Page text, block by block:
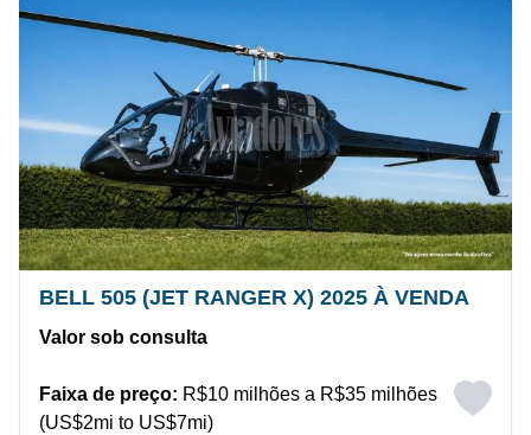
BELL 505 (JET RANGER X) 2025 À VENDA
Valor sob consulta
Faixa de preço: R$10 milhões a R$35 milhões
(US$2mi to US$7mi)